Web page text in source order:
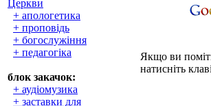
Церкви
+ апологетика
+ проповідь
+ богослужіння
+ педагогіка
блок закачок:
+ аудіомузика
+ заставки для
Якщо ви
натисніть